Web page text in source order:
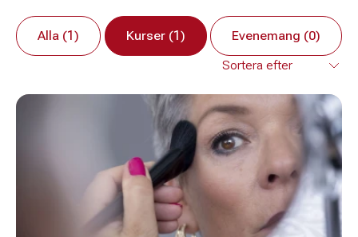
Alla (1) Kurser (1) Evenemang (0)